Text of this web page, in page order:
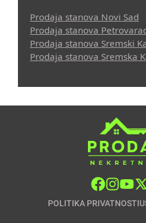
Prodaja stanova Novi Sad
Prodaja stanova
Prodaja stanova Sremski
Prodaja stanova Sremska
POLITIKA PRIVATNOSTI